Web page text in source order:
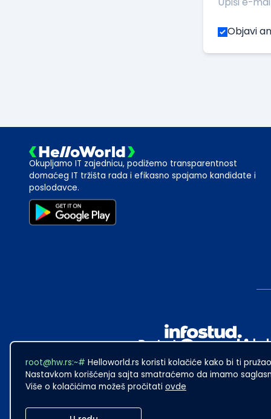
Objavi
root@hw.rs:~# Helloworld.rs koristi kolačiće kako bi ti
Nastavkom korišćenja sajta smatraćemo da imamo
Više o kolačićima možeš pročitati ovde
Okupljamo IT zajednicu, podižemo transparentnost
domaćeg IT tržišta rada i efikasno spajamo kandidate i
poslodavce.